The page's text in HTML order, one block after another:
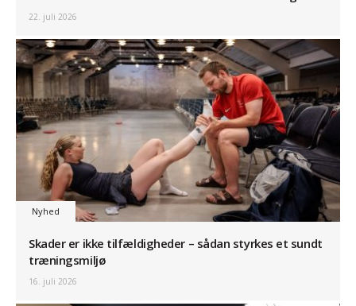
22. juli 2026
Nyhed
Skader er ikke tilfældigheder – sådan styrkes et sundt
træningsmiljø
16. juli 2026